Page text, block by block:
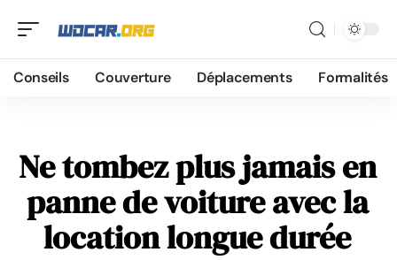
Conseils Couverture Déplacements Formalités
Ne tombez plus jamais en
panne de voiture avec la
location longue durée